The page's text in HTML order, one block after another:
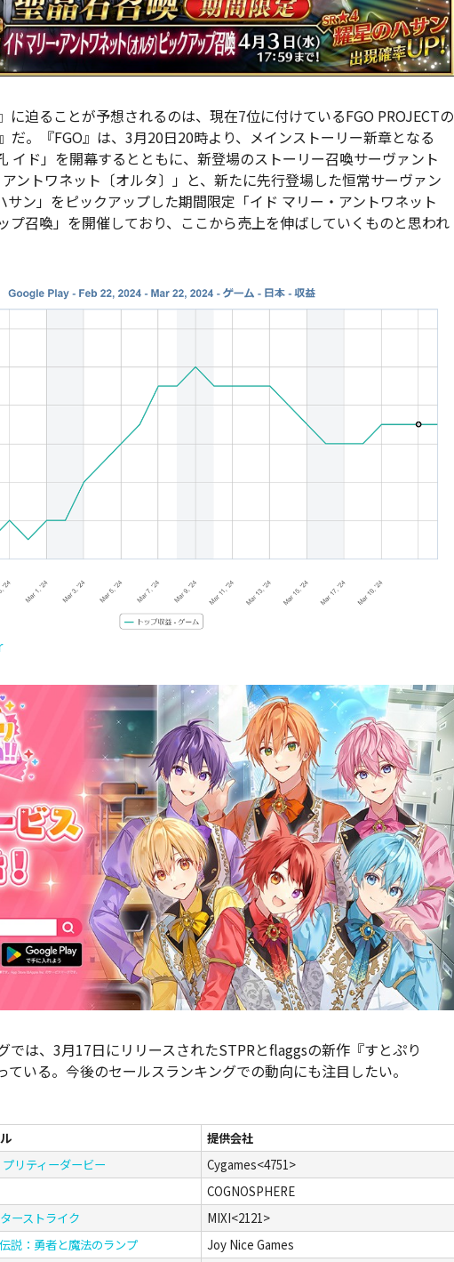
に迫ることが予想されるのは、現在7位に付けているFGO PROJECTの
だ。『FGO』は、3月20日20時より、メインストーリー新章となる
イド」を開幕するとともに、新登場のストーリー召喚サーヴァント
ントワネット〔オルタ〕」と、新たに先行登場した恒常サーヴァン
ン」をピックアップした期間限定「イド マリー・アントワネット
プ召喚」を開催しており、ここから売上を伸ばしていくものと思われ
では、3月17日にリリースされたSTPRとflaggsの新作『すとぷり
いる。今後のセールスランキングでの動向にも注目したい。
提供会社
プリティーダービー
Cygames<4751>
COGNOSPHERE
ーストライク
MIXI<2121>
説：勇者と魔法のランプ Joy Nice Games